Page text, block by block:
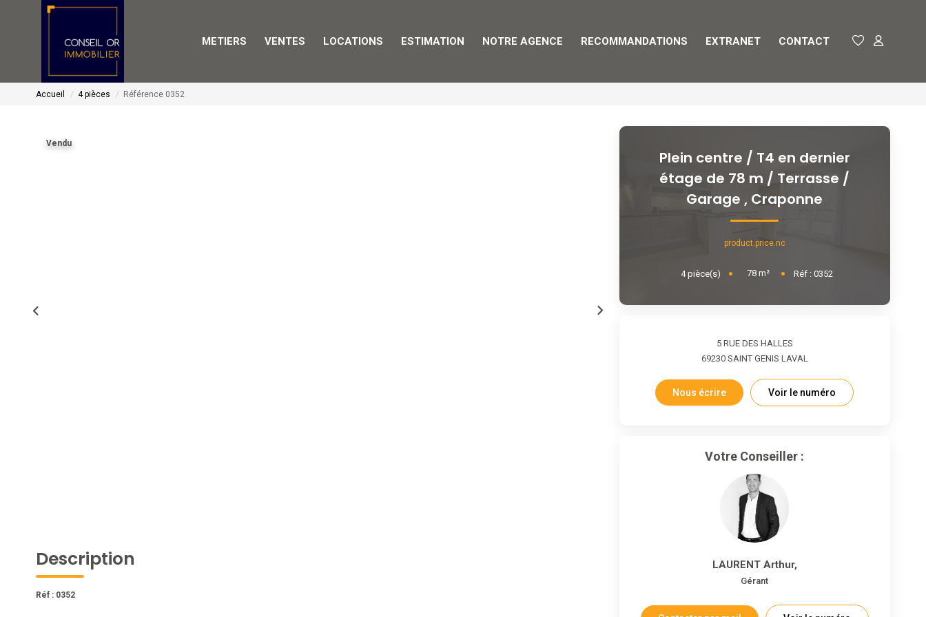
METIERS VENTES LOCATIONS ESTIMATION NOTRE AGENCE RECOMMANDATIONS EXTRANET CONTACT
Accueil 4 pièces Référence 0352
Vendu
Description
Réf : 0352
Plein centre / T4 en dernier
étage de 78 m / Terrasse /
Garage , Craponne
product.price.nc
4pièce(s) 78 m² Réf : 0352
5 RUE DES HALLES
69230 SAINT GENIS LAVAL
Nous écrire Voir le numéro
Votre Conseiller :
LAURENT Arthur,
Gérant